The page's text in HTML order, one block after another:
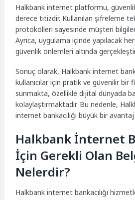
Halkbank internet platformu,
derece titizdir. Kullanılan şifreleme
protokolleri sayesinde müşteri
Ayrıca, uygulama içinde yapılacak
güvenlik önlemleri altında
Sonuç olarak, Halkbank internet
kullanıcılar için pratik ve güvenilir bir
sunmakta, özellikle dijital dünyada
kolaylaştırmaktadır. Bu nedenle,
internet bankacılığı büyük bir
Halkbank İnternet
İçin Gerekli Olan
Nelerdir?
Halkbank internet bankacılığı